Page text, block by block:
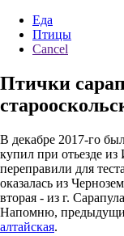
Еда
Птицы
Cancel
Птички
В декабре 2017-го
купил при отьезде
переправили для
оказалась из
вторая - из г.
Напомню,
алтайская.